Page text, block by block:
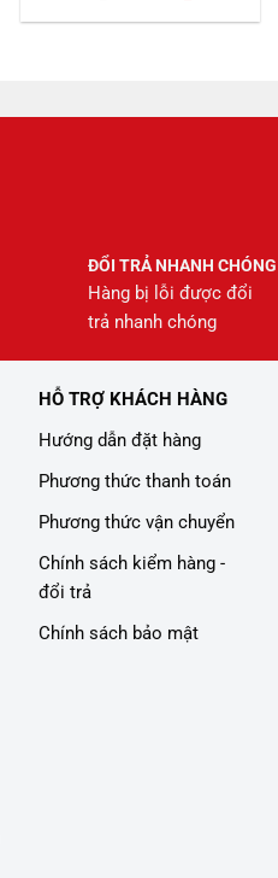
là:
tại
ĐỔI TRẢ NHANH CHÓNG
Hàng bị lỗi được đổi
trả nhanh chóng
HỖ TRỢ KHÁCH HÀNG
Hướng dẫn đặt hàng
Phương thức thanh toán
Phương thức vận chuyển
Chính sách kiểm hàng -
đổi trả
Chính sách bảo mật